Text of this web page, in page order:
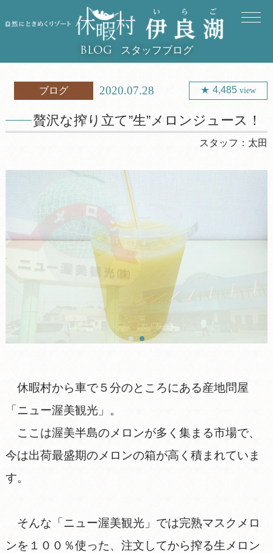
BLOG スタッフブログ
ブログ 2020.07.28 4,485view
贅沢な搾り立て”生”メロンジュース！
スタッフ： 太田
休暇村から車で５分のところにある産地問屋
「ニュー渥美観光」。
ここは渥美半島のメロンが多く集まる市場で、
今は出荷最盛期のメロンの箱が高く積まれていま
す。
そんな「ニュー渥美観光」では完熟マスクメロ
ンを１００％使った、注文してから搾る生メロン